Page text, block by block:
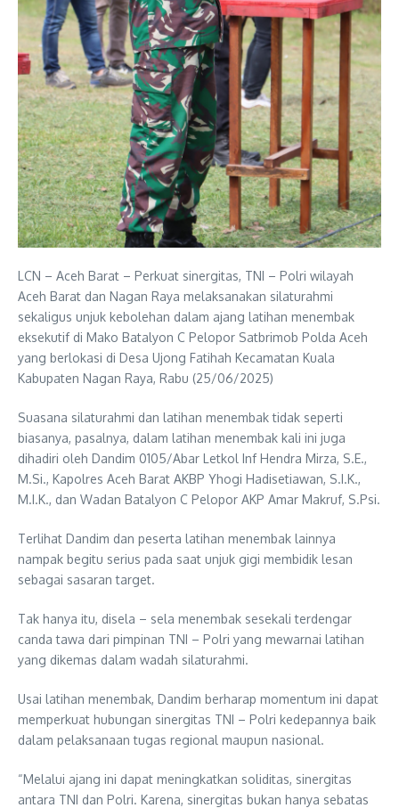
LCN – Aceh Barat – Perkuat sinergitas, TNI – Polri wilayah
Aceh Barat dan Nagan Raya melaksanakan silaturahmi
sekaligus unjuk kebolehan dalam ajang latihan menembak
eksekutif di Mako Batalyon C Pelopor Satbrimob Polda Aceh
yang berlokasi di Desa Ujong Fatihah Kecamatan Kuala
Kabupaten Nagan Raya, Rabu (25/06/2025)
Suasana silaturahmi dan latihan menembak tidak seperti
biasanya, pasalnya, dalam latihan menembak kali ini juga
dihadiri oleh Dandim 0105/Abar Letkol Inf Hendra Mirza, S.E.,
M.Si., Kapolres Aceh Barat AKBP Yhogi Hadisetiawan, S.I.K.,
M.I.K., dan Wadan Batalyon C Pelopor AKP Amar Makruf, S.Psi.
Terlihat Dandim dan peserta latihan menembak lainnya
nampak begitu serius pada saat unjuk gigi membidik lesan
sebagai sasaran target.
Tak hanya itu, disela – sela menembak sesekali terdengar
canda tawa dari pimpinan TNI – Polri yang mewarnai latihan
yang dikemas dalam wadah silaturahmi.
Usai latihan menembak, Dandim berharap momentum ini dapat
memperkuat hubungan sinergitas TNI – Polri kedepannya baik
dalam pelaksanaan tugas regional maupun nasional.
“Melalui ajang ini dapat meningkatkan soliditas, sinergitas
antara TNI dan Polri. Karena, sinergitas bukan hanya sebatas